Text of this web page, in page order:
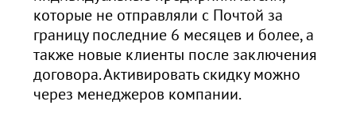
которые не отправляли с Почтой за
границу последние 6 месяцев и более, а
также новые клиенты после заключения
договора. Активировать скидку можно
через менеджеров компании.